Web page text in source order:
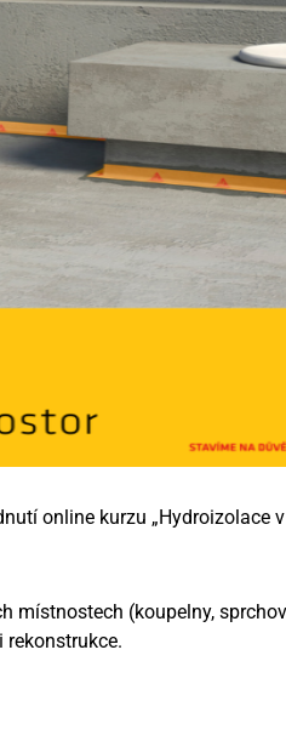
online kurzu „Hydroizolace
místnostech (koupelny,
rekonstrukce.